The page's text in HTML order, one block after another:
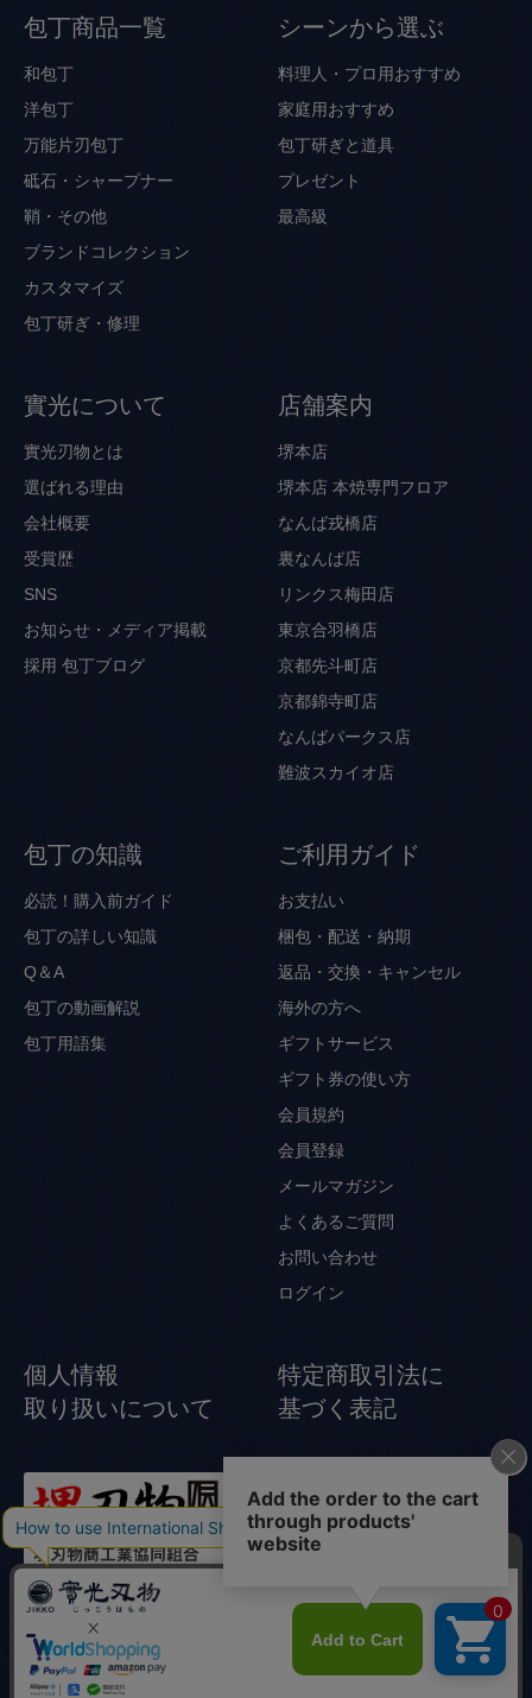
包丁商品一覧
和包丁
洋包丁
万能片刃包丁
砥石・シャープナー
鞘・その他
ブランドコレクション
カスタマイズ
包丁研ぎ・修理
シーンから選ぶ
料理人・プロ用おすすめ
家庭用おすすめ
包丁研ぎと道具
プレゼント
最高級
實光について
實光刃物とは
選ばれる理由
会社概要
受賞歴
SNS
お知らせ・メディア掲載
採用 包丁ブログ
店舗案内
堺本店
堺本店 本焼専門フロア
なんば戎橋店
裏なんば店
リンクス梅田店
東京合羽橋店
京都先斗町店
京都錦寺町店
なんばパークス店
難波スカイオ店
包丁の知識
必読！購入前ガイド
包丁の詳しい知識
Q＆A
包丁の動画解説
包丁用語集
ご利用ガイド
お支払い
梱包・配送・納期
返品・交換・キャンセル
海外の方へ
ギフトサービス
ギフト券の使い方
会員規約
会員登録
メールマガジン
よくあるご質問
お問い合わせ
ログイン
個人情報
取り扱いについて
特定商取引法に
基づく表記
© Jikko Japanese knife All rights reserved.